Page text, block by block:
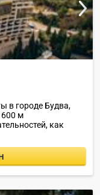
в городе Будва,
600 м
как